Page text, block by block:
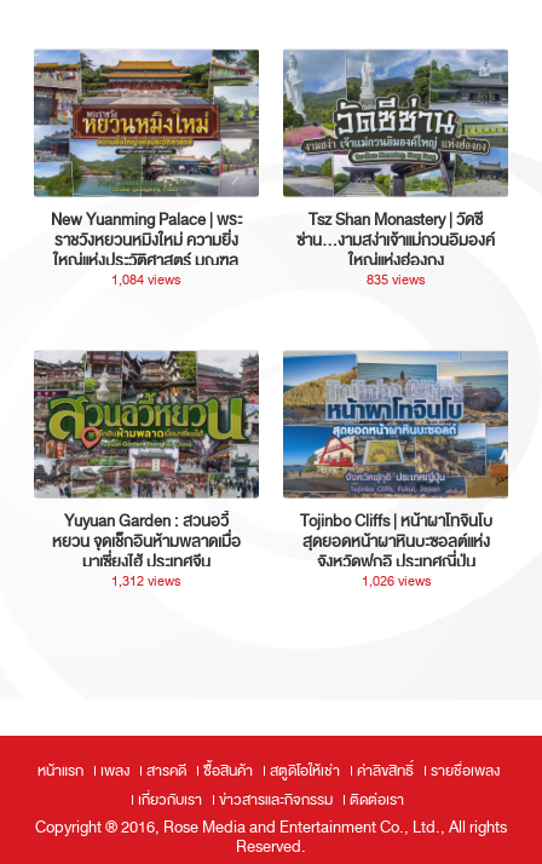
New Yuanming Palace | พระ
ราชวังหยวนหมิงใหม่ ความยิ่ง
ใหญ่แห่งประวัติศาสตร์ มณฑล
กวางตุ้ง ประเทศจีน
1,084 views
Tsz Shan Monastery | วัดซี
ซ่าน…งามสง่าเจ้าแม่กวนอิมองค์
ใหญ่แห่งฮ่องกง
835 views
Yuyuan Garden : สวนอวี้
หยวน จุดเช็กอินห้ามพลาดเมื่อ
มาเซี่ยงไฮ้ ประเทศจีน
1,312 views
Tojinbo Cliffs | หน้าผาโทจินโบ
สุดยอดหน้าผาหินบะซอลต์แห่ง
จังหวัดฟุกุอิ ประเทศญี่ปุ่น
1,026 views
หน้าแรก เพลง สารคดี ซื้อสินค้า สตูดิโอให้เช่า ค่าลิขสิทธิ์
รายชื่อเพลง
เกี่ยวกับเรา
ข่าวสารและกิจกรรม ติดต่อเรา
Copyright ® 2016, Rose Media and Entertainment Co., Ltd., All rights
Reserved.